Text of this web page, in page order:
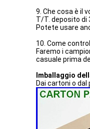
9. Che cosa è il
T/T. deposito di
Potete usare
10. Come
Faremo i
casuale prima
Imballaggio
Dai cartoni o dal